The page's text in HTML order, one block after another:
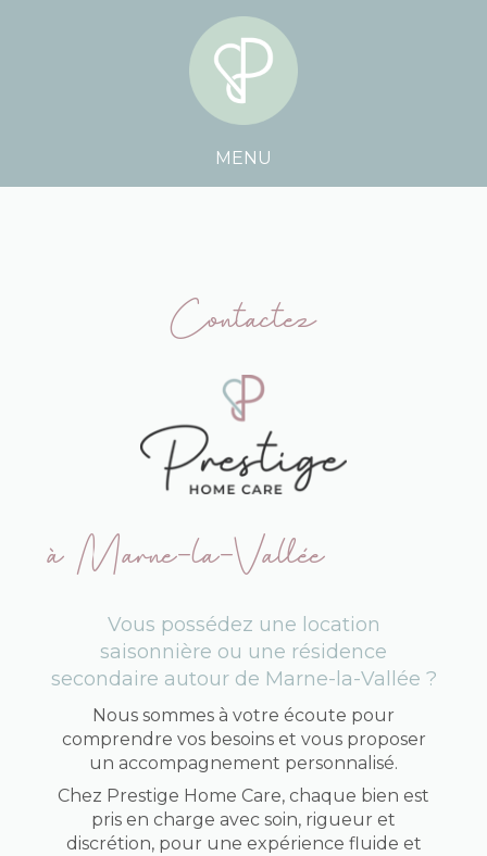
MENU
Contactez
à Marne-la-Vallée
Vous possédez une location
saisonnière ou une résidence
secondaire autour de Marne-la-Vallée ?
Nous sommes à votre écoute pour
comprendre vos besoins et vous proposer
un accompagnement personnalisé.
Chez Prestige Home Care, chaque bien est
pris en charge avec soin, rigueur et
discrétion, pour une expérience fluide et